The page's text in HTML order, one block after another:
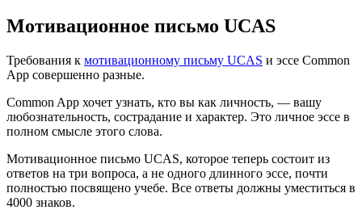
Мотивационное письмо UCAS
Требования к мотивационному письму UCAS и эссе Common
App совершенно разные.
Common App хочет узнать, кто вы как личность, — вашу
любознательность, сострадание и характер. Это личное эссе в
полном смысле этого слова.
Мотивационное письмо UCAS, которое теперь состоит из
ответов на три вопроса, а не одного длинного эссе, почти
полностью посвящено учебе. Все ответы должны уместиться в
4000 знаков.